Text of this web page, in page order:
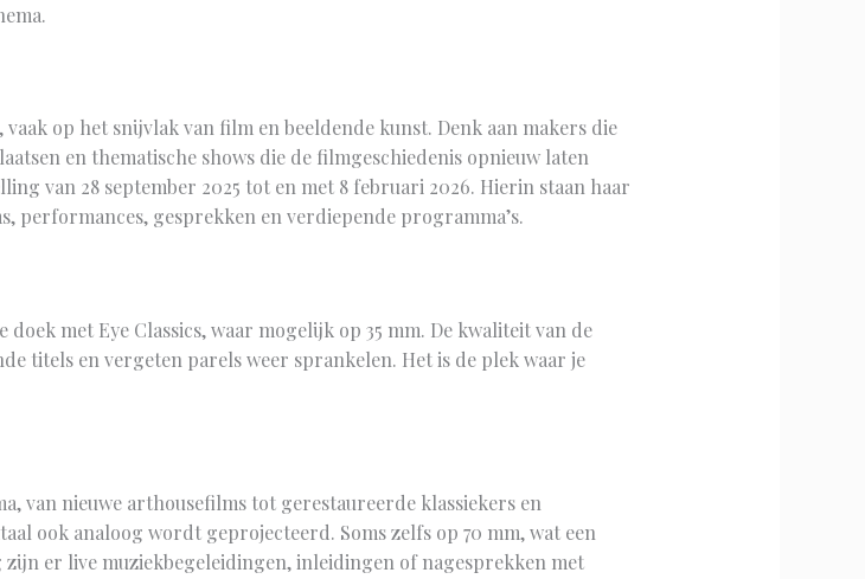
op het snijvlak van film en beeldende kunst. Denk aan makers die
en thematische shows die de filmgeschiedenis opnieuw laten
van 28 september 2025 tot en met 8 februari 2026. Hierin staan haar
performances, gesprekken en verdiepende programma’s.
met Eye Classics, waar mogelijk op 35 mm. De kwaliteit van de
titels en vergeten parels weer sprankelen. Het is de plek waar je
van nieuwe arthousefilms tot gerestaureerde klassiekers en
ook analoog wordt geprojecteerd. Soms zelfs op 70 mm, wat een
er live muziekbegeleidingen, inleidingen of nagesprekken met